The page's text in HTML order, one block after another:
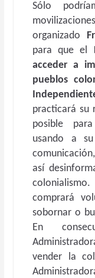
Sólo
organizado
para que el
acceder a
pueblos
practicará su
posible
usando a
así
comprará
sobornar o
En
vender la